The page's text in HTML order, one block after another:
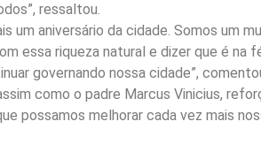
ressaltou.
aniversário da cidade. Somos um
essa riqueza natural e dizer que é na
governando nossa cidade”,
como o padre Marcus Vinicius,
possamos melhorar cada vez mais